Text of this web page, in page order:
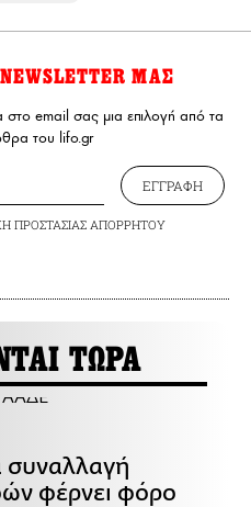
ΜΑΣ
email σας μια επιλογή από τα
του lifo.gr
ΕΓΓΡΑΦΗ
ΠΡΟΣΤΑΣΙΑΣ ΑΠΟΡΡΗΤΟΥ
ΤΩΡΑ
συναλλαγή
φέρνει φόρο